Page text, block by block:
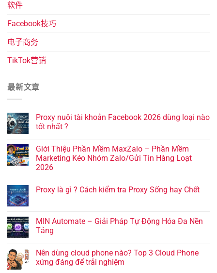
软件
Facebook技巧
电子商务
TikTok营销
最新文章
Proxy nuôi tài khoản Facebook 2026 dùng loại nào
tốt nhất ?
Giới Thiệu Phần Mềm MaxZalo – Phần Mềm
Marketing Kéo Nhóm Zalo/Gửi Tin Hàng Loạt
2026
Proxy là gì ? Cách kiểm tra Proxy Sống hay Chết
MIN Automate – Giải Pháp Tự Động Hóa Đa Nền
Tảng
Nên dùng cloud phone nào? Top 3 Cloud Phone
xứng đáng để trải nghiệm